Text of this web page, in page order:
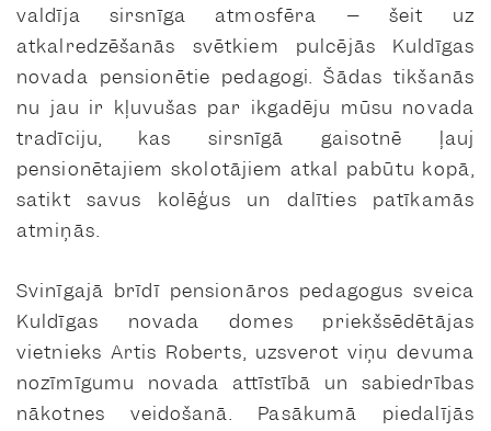
valdīja sirsnīga atmosfēra – šeit uz
atkalredzēšanās svētkiem pulcējās Kuldīgas
novada pensionētie pedagogi. Šādas tikšanās
nu jau ir kļuvušas par ikgadēju mūsu novada
tradīciju, kas sirsnīgā gaisotnē ļauj
pensionētajiem skolotājiem atkal pabūtu kopā,
satikt savus kolēģus un dalīties patīkamās
atmiņās.
Svinīgajā brīdī pensionāros pedagogus sveica
Kuldīgas novada domes priekšsēdētājas
vietnieks Artis Roberts, uzsverot viņu devuma
nozīmīgumu novada attīstībā un sabiedrības
nākotnes veidošanā. Pasākumā piedalījās